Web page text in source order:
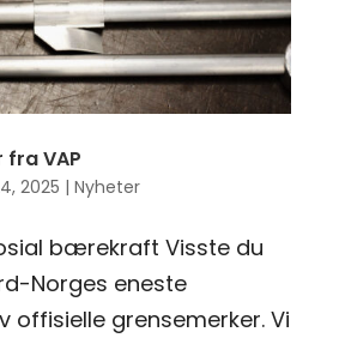
fra VAP
2025 | Nyheter
bærekraft Visste du
Norges eneste
offisielle grensemerker. Vi